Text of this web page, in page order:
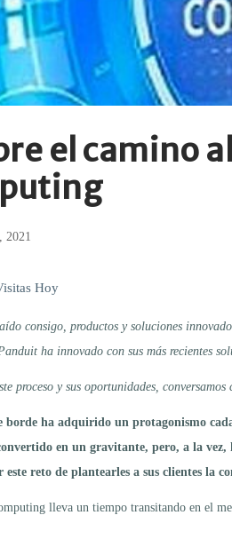
el camino
2021
Hoy
consigo, productos y soluciones
ha innovado con sus más recientes
proceso y sus oportunidades,
borde ha adquirido un protagonismo
en un gravitante, pero, a la
reto de plantearles a sus clientes la
lleva un tiempo transitando en el